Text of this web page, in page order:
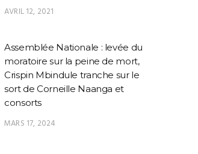
AVRIL 12, 2021
Assemblée Nationale : levée du
moratoire sur la peine de mort,
Crispin Mbindule tranche sur le
sort de Corneille Naanga et
consorts
MARS 17, 2024